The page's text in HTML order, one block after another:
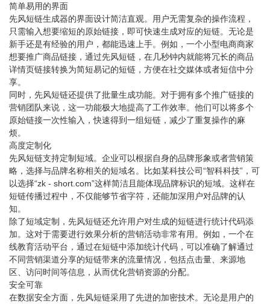
简单易用的界面
先风短链生成器的界面设计简洁直观。用户无需复杂的操作流程，
只需输入想要缩短的原始链接，即可快速生成对应的短链。无论是
新手还是有经验的用户，都能迅速上手。例如，一个小型电商商家
想要推广商品链接，通过先风短链，在几秒钟内就能将冗长的商品
详情页链接转换为简短易记的短链，方便在社交媒体或者短信中分
享。
同时，先风短链还提供了批量生成功能。对于拥有多个推广链接的
营销团队来说，这一功能极大地提高了工作效率。他们可以将多个
原始链接一次性输入，快速得到一组短链，减少了重复操作的麻
烦。
高度定制化
先风短链支持定制短域。企业可以根据自身的品牌形象或者营销策
略，选择与品牌名称相关的短域名。比如某科技公司“智科科技”，可
以选择“zk - short.com”这样简洁且能体现品牌标识的短域。这样在
短链传播过程中，不仅能够节省字符，还能加深用户对品牌的认
知。
除了短域定制，先风短链还允许用户对生成的短链进行统计代码添
加。这对于需要进行效果分析的营销活动非常有用。例如，一个在
线教育活动平台，通过在短链中添加统计代码，可以准确了解通过
不同营销渠道分享的短链带来的流量情况，包括点击量、来源地
区、访问时间等信息，从而优化营销资源的分配。
安全可靠
在数据安全方面，先风短链采用了先进的加密技术。无论是用户的